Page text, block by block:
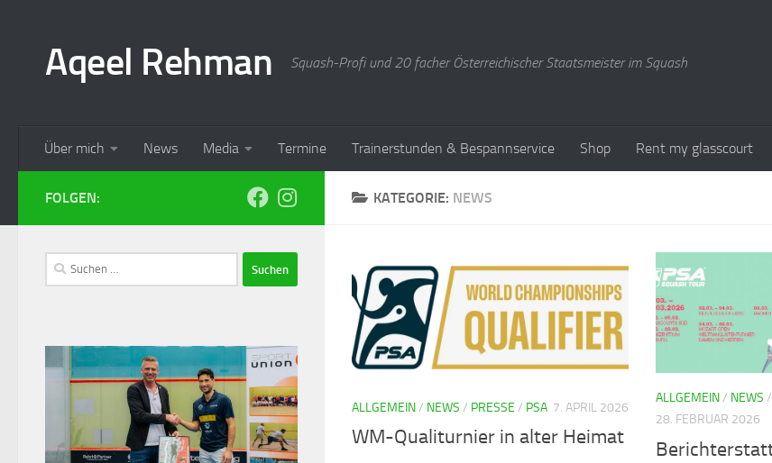
Aqeel Rehman Squash-Profi und 20 facher Österreichischer Staatsmeister im Squash
Über mich News Media Termine Trainerstunden & Bespannservice Shop Rent my glasscourt
KATEGORIE: NEWS
ALLGEMEIN/ NEWS / PRESSE / PSA 7. APRIL 2026
WM-Qualiturnier in alter Heimat
ALLGEMEIN/ NEWS /
28. FEBRUAR 2026
FOLGEN: